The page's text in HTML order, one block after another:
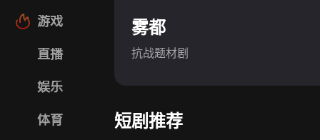
游戏
直播
娱乐
体育
雾都
抗战题材剧
短剧推荐